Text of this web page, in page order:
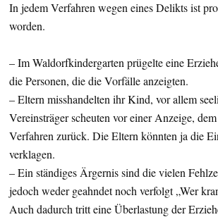
In jedem Verfahren wegen eines Delikts ist
worden.
– Im Waldorfkindergarten prügelte eine
die Personen, die die Vorfälle anzeigten.
– Eltern misshandelten ihr Kind, vor allem
Vereinsträger scheuten vor einer Anzeige,
Verfahren zurück. Die Eltern könnten ja die
verklagen.
– Ein ständiges Ärgernis sind die vielen
jedoch weder geahndet noch verfolgt „Wer
Auch dadurch tritt eine Überlastung der